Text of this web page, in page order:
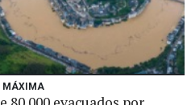
MÁXIMA